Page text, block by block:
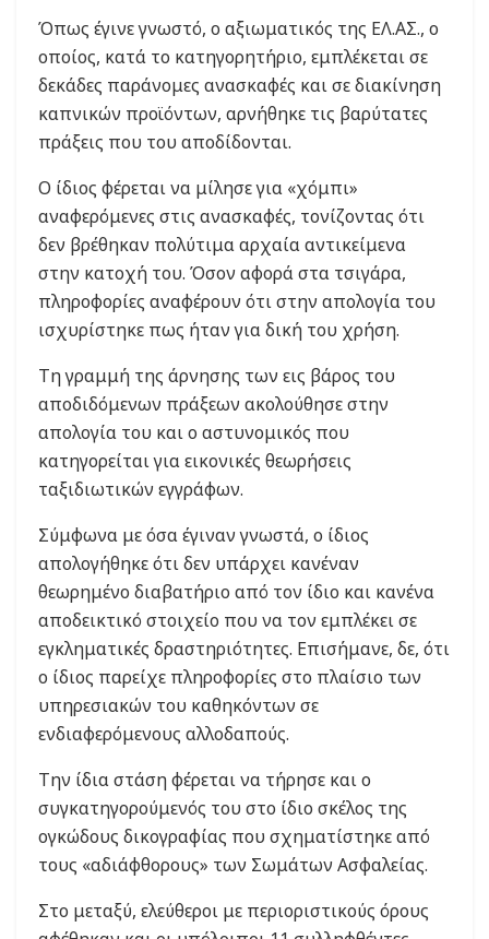
Όπως έγινε γνωστό, ο αξιωματικός της ΕΛ.ΑΣ., ο
οποίος, κατά το κατηγορητήριο, εμπλέκεται σε
δεκάδες παράνομες ανασκαφές και σε διακίνηση
καπνικών προϊόντων, αρνήθηκε τις βαρύτατες
πράξεις που του αποδίδονται.
Ο ίδιος φέρεται να μίλησε για «χόμπι»
αναφερόμενες στις ανασκαφές, τονίζοντας ότι
δεν βρέθηκαν πολύτιμα αρχαία αντικείμενα
στην κατοχή του. Όσον αφορά στα τσιγάρα,
πληροφορίες αναφέρουν ότι στην απολογία του
ισχυρίστηκε πως ήταν για δική του χρήση.
Τη γραμμή της άρνησης των εις βάρος του
αποδιδόμενων πράξεων ακολούθησε στην
απολογία του και ο αστυνομικός που
κατηγορείται για εικονικές θεωρήσεις
ταξιδιωτικών εγγράφων.
Σύμφωνα με όσα έγιναν γνωστά, ο ίδιος
απολογήθηκε ότι δεν υπάρχει κανέναν
θεωρημένο διαβατήριο από τον ίδιο και κανένα
αποδεικτικό στοιχείο που να τον εμπλέκει σε
εγκληματικές δραστηριότητες. Επισήμανε, δε, ότι
ο ίδιος παρείχε πληροφορίες στο πλαίσιο των
υπηρεσιακών του καθηκόντων σε
ενδιαφερόμενους αλλοδαπούς.
Την ίδια στάση φέρεται να τήρησε και ο
συγκατηγορούμενός του στο ίδιο σκέλος της
ογκώδους δικογραφίας που σχηματίστηκε από
τους «αδιάφθορους» των Σωμάτων Ασφαλείας.
Στο μεταξύ, ελεύθεροι με περιοριστικούς όρους